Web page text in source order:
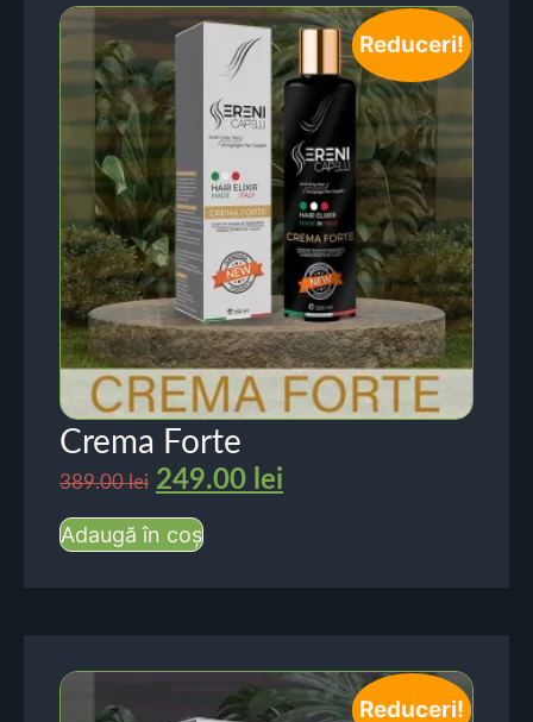
Reduceri!
Crema Forte
389.00lei 249.00 lei
Adaugă în coș
Reduceri!